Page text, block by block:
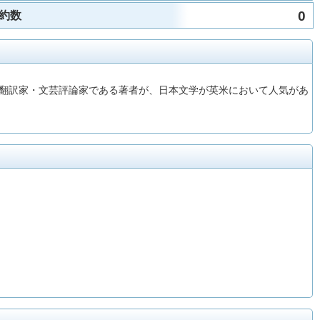
数 0
家・文芸評論家である著者が、日本文学が英米において人気があ